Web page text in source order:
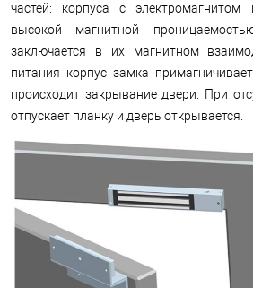
частей: корпуса с
высокой магнитной
заключается в их магнитном
питания корпус замка
происходит закрывание двери. При
отпускает планку и дверь открывается.